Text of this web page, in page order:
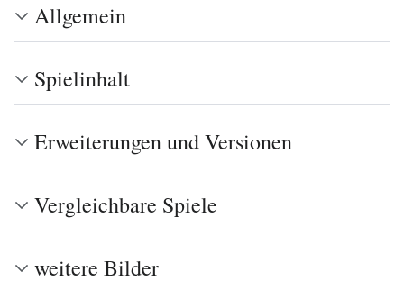
Allgemein
Spielinhalt
Erweiterungen und Versionen
Vergleichbare Spiele
weitere Bilder